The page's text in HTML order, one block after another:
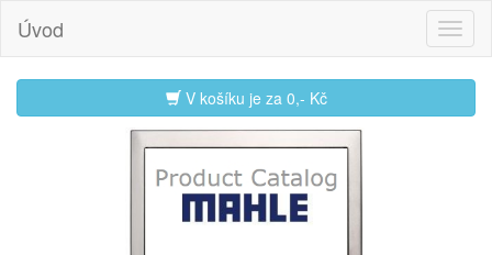
Úvod
V košíku je za 0,- Kč